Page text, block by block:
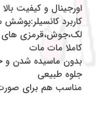
اورجینال و کیفیت بالا
کاربرد
لک،جوش،قرمزی
کاملا مات مات
بدون ماسیده شدن و
جلوه طبیعی
مناسب هم برای